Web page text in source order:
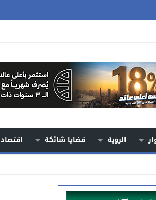
الرؤية قضايا شائكة اقتصاد